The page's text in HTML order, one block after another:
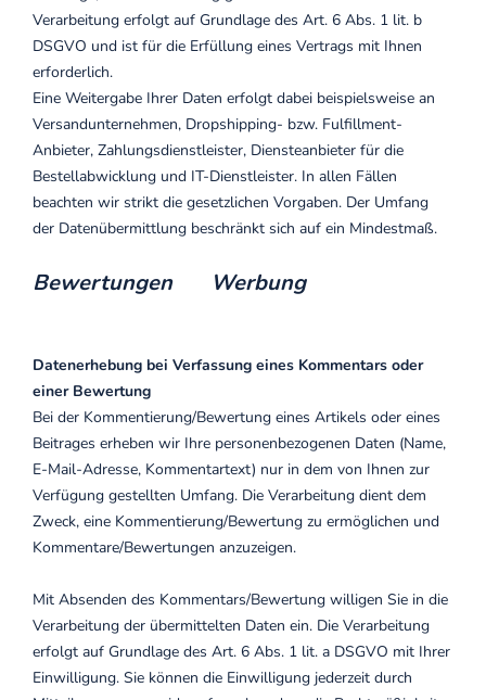
Verarbeitung erfolgt auf Grundlage des Art. 6 Abs. 1 lit. b
DSGVO und ist für die Erfüllung eines Vertrags mit Ihnen
erforderlich.
Eine Weitergabe Ihrer Daten erfolgt dabei beispielsweise an
Versandunternehmen, Dropshipping- bzw. Fulfillment-
Anbieter, Zahlungsdienstleister, Diensteanbieter für die
Bestellabwicklung und IT-Dienstleister. In allen Fällen
beachten wir strikt die gesetzlichen Vorgaben. Der Umfang
der Datenübermittlung beschränkt sich auf ein Mindestmaß.
Bewertungen Werbung
Datenerhebung bei Verfassung eines Kommentars oder
einer Bewertung
Bei der Kommentierung/Bewertung eines Artikels oder eines
Beitrages erheben wir Ihre personenbezogenen Daten (Name,
E-Mail-Adresse, Kommentartext) nur in dem von Ihnen zur
Verfügung gestellten Umfang. Die Verarbeitung dient dem
Zweck, eine Kommentierung/Bewertung zu ermöglichen und
Kommentare/Bewertungen anzuzeigen.
Mit Absenden des Kommentars/Bewertung willigen Sie in die
Verarbeitung der übermittelten Daten ein. Die Verarbeitung
erfolgt auf Grundlage des Art. 6 Abs. 1 lit. a DSGVO mit Ihrer
Einwilligung. Sie können die Einwilligung jederzeit durch